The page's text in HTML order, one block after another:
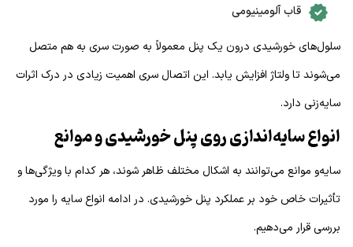
قاب آلومینیومی
سلول‌های خورشیدی درون یک پنل معمولاً به صورت سری به هم متصل
می‌شوند تا ولتاژ افزایش یابد. این اتصال سری اهمیت زیادی در درک اثرات
سایه‌زنی دارد.
انواع سایه‌اندازی روی پنل خورشیدی و موانع
سایه‌و موانع می‌توانند به اشکال مختلف ظاهر شوند، هر کدام با ویژگی‌ها و
تأثیرات خاص خود بر عملکرد پنل خورشیدی. در ادامه انواع سایه را مورد
بررسی قرار می‌دهیم.